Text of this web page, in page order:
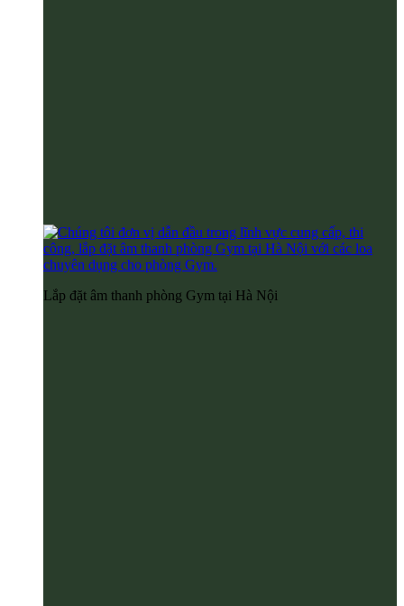
Lắp đặt âm thanh phòng Gym tại Hà Nội